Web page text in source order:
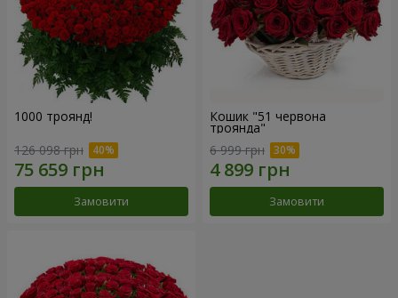
1000 троянд!
126 098 грн
Замовити
Кошик "51 червона
троянда"
6 999 грн
Замовити